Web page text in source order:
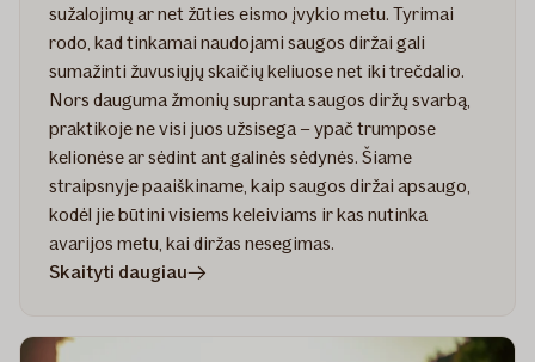
sužalojimų ar net žūties eismo įvykio metu. Tyrimai
rodo, kad tinkamai naudojami saugos diržai gali
sumažinti žuvusiųjų skaičių keliuose net iki trečdalio.
Nors dauguma žmonių supranta saugos diržų svarbą,
praktikoje ne visi juos užsisega – ypač trumpose
kelionėse ar sėdint ant galinės sėdynės. Šiame
straipsnyje paaiškiname, kaip saugos diržai apsaugo,
kodėl jie būtini visiems keleiviams ir kas nutinka
avarijos metu, kai diržas nesegimas.
Skaityti daugiaustraipsnyje